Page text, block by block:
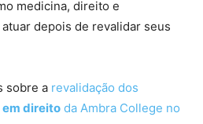
medicina, direito e
depois de revalidar seus
sobre a revalidação dos
direito da Ambra College no